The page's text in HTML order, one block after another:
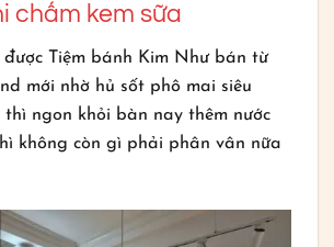
chấm kem sữa
được Tiệm bánh Kim Như bán từ
mới nhờ hủ sốt phô mai siêu
thì ngon khỏi bàn nay thêm nước
không còn gì phải phân vân nữa